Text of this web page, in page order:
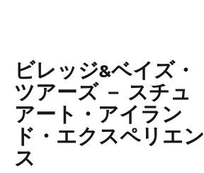
ビレッジ&ベイズ・
ツアーズ － スチュ
アート・アイラン
ド・エクスペリエン
ス